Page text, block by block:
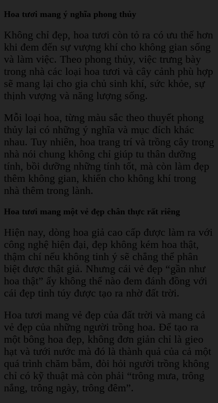
Hoa tươi mang ý nghĩa phong thủy
Không chỉ đẹp, hoa tươi còn tỏ ra có ưu thế hơn
khi đem đến sự vượng khí cho không gian sống
và làm việc. Theo phong thủy, việc trưng bày
trong nhà các loại hoa tươi và cây cảnh phù hợp
sẽ mang lại cho gia chủ sinh khí, sức khỏe, sự
thịnh vượng và năng lượng sống.
Mỗi loại hoa, từng màu sắc theo thuyết phong
thủy lại có những ý nghĩa và mục đích khác
nhau. Tuy nhiên, hoa trang trí và trồng cây trong
nhà nói chung không chỉ giúp tu thân dưỡng
tính, bồi dưỡng những tính tốt, mà còn làm đẹp
thêm không gian, khiến cho không khí trong
nhà thêm trong lành.
Hoa tươi mang một vẻ đẹp chân thực rất riêng
Hiện nay, dòng hoa giả cao cấp được làm ra với
công nghệ hiện đại, đẹp không kém hoa thật,
thậm chí nếu không tinh ý sẽ chẳng thể phân
biệt được thật giả. Nhưng cái vẻ đẹp “gần như
hoa thật” ấy không thể nào đem đánh đồng với
cái đẹp tinh túy được tạo ra nhờ đất trời.
Hoa tươi mang vẻ đẹp của đất trời và mang cả
vẻ đẹp của những người trồng hoa. Để tạo ra
một bông hoa đẹp, không đơn giản chỉ là gieo
hạt và tưới nước mà đó là thành quả của cả một
quá trình chăm bẵm, đòi hỏi người trồng không
chỉ có kỹ thuật mà còn phải “trông mưa, trông
nắng, trông ngày, trông đêm”.